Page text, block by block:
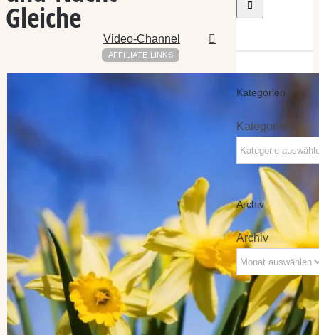
Video-Channel
Gleiche
AFFILIATE LINKS
Kategorien
Kategorien
Archiv
Archiv